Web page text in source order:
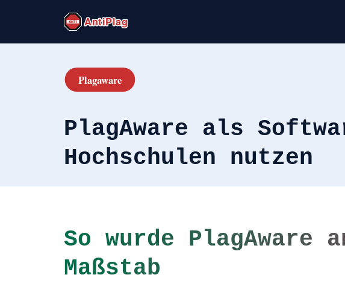
PlagAware als
Hochschulen nutzen
So wurde PlagAware
Maßstab